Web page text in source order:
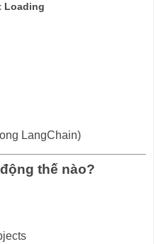
Loading
LangChain)
thế nào?